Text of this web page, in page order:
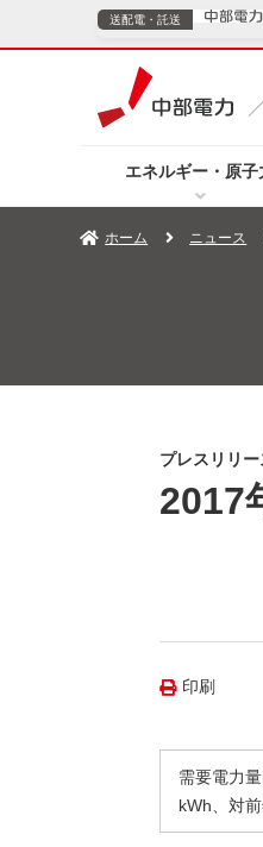
エネルギー・原子
送配電・託送
TOPページへ
TOPページへ
ホーム ニュース
プレスリリー
2017
印刷
需要電力
kWh、対